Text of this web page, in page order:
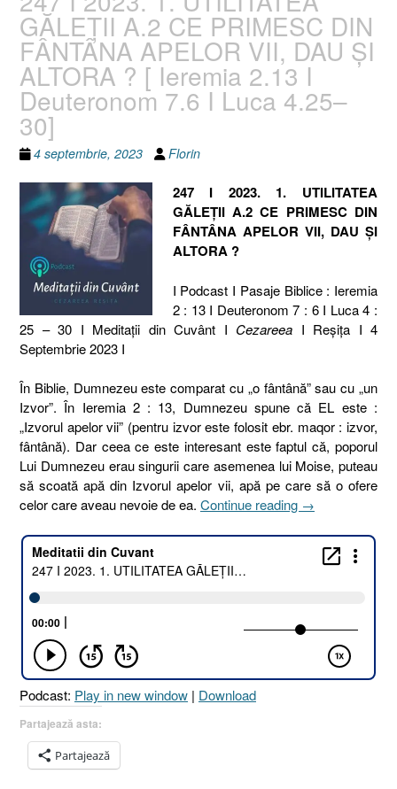
GĂLEȚII A.2 CE PRIMESC DIN
FÂNTÂNA APELOR VII, DAU ȘI
ALTORA ? [ Ieremia 2.13 I
Deuteronom 7.6 I Luca 4.25–
30]
4 septembrie, 2023 Florin
247 I 2023. 1. UTILITATEA
GĂLEȚII A.2 CE PRIMESC DIN
FÂNTÂNA APELOR VII, DAU ȘI
ALTORA ?
I Podcast I Pasaje Biblice : Ieremia
2 : 13 I Deuteronom 7 : 6 I Luca 4 :
25 – 30 I Meditaţii din Cuvânt I Cezareea I Reşiţa I 4
Septembrie 2023 I
În Biblie, Dumnezeu este comparat cu „o fântână” sau cu „un
Izvor”. În Ieremia 2 : 13, Dumnezeu spune că EL este :
„Izvorul apelor vii” (pentru izvor este folosit ebr. maqor : izvor,
fântână). Dar ceea ce este interesant este faptul că, poporul
Lui Dumnezeu erau singurii care asemenea lui Moise, puteau
să scoată apă din Izvorul apelor vii, apă pe care să o ofere
celor care aveau nevoie de ea. Continue reading „247
2023.
A.2
CE
PRIMESC
DIN
→
Podcast: Play in new window | Download
Partajează asta:
Partajează